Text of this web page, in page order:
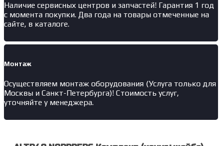
Наличие сервисных центров и запчастей! Гарантия 1 год
с момента покупки. Два года на товары отмеченные на
сайте, в каталоге.
Монтаж
Осуществляем монтаж оборудования (Услуга только для
Москвы и Санкт-Петербурга)! Стоимость услуг,
уточняйте у менеджера.